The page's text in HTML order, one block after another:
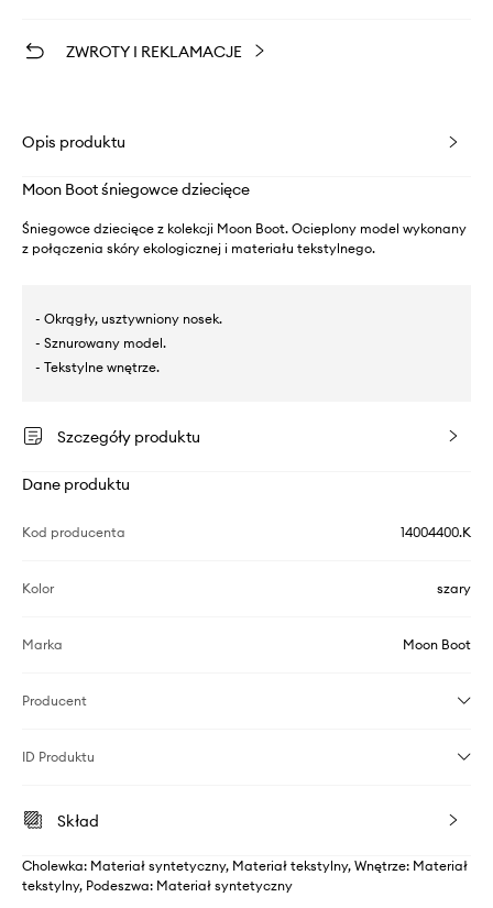
ZWROTY I REKLAMACJE
Opis produktu
Moon Boot śniegowce dziecięce
Śniegowce dziecięce z kolekcji Moon Boot. Ocieplony model wykonany
z połączenia skóry ekologicznej i materiału tekstylnego.
- Okrągły, usztywniony nosek.
- Sznurowany model.
- Tekstylne wnętrze.
Szczegóły produktu
Dane produktu
Kod producenta 14004400.K
Kolor szary
Marka Moon Boot
Producent
ID Produktu
Skład
Cholewka: Materiał syntetyczny, Materiał tekstylny, Wnętrze: Materiał
tekstylny, Podeszwa: Materiał syntetyczny